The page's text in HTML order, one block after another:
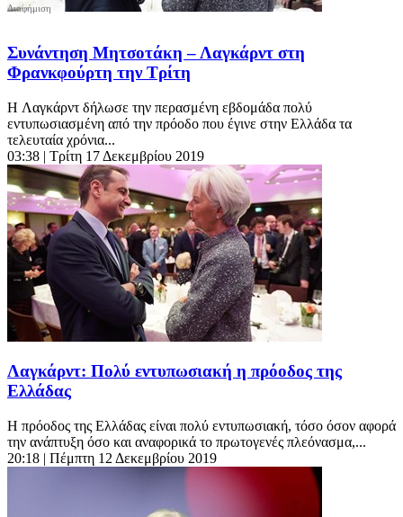
Συνάντηση Μητσοτάκη – Λαγκάρντ στη
Φρανκφούρτη την Τρίτη
H Λαγκάρντ δήλωσε την περασμένη εβδομάδα πολύ
εντυπωσιασμένη από την πρόοδο που έγινε στην Ελλάδα τα
τελευταία χρόνια...
03:38 | Τρίτη 17 Δεκεμβρίου 2019
Λαγκάρντ: Πολύ εντυπωσιακή η πρόοδος της
Ελλάδας
Η πρόοδος της Ελλάδας είναι πολύ εντυπωσιακή, τόσο όσον αφορά
την ανάπτυξη όσο και αναφορικά το πρωτογενές πλεόνασμα,...
20:18 | Πέμπτη 12 Δεκεμβρίου 2019